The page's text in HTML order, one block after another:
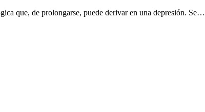
que, de prolongarse, puede derivar en una depresión. Se…